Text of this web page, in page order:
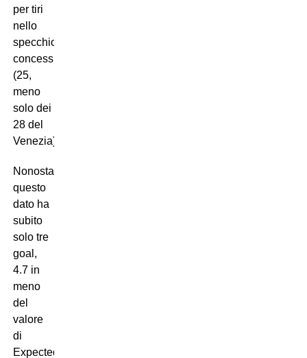
per tiri
nello
specchio
concessi
(25,
meno
solo dei
28 del
Venezia).
Nonostante
questo
dato ha
subito
solo tre
goal,
4.7 in
meno
del
valore
di
Expected